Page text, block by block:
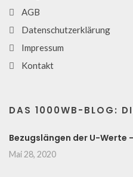
AGB
Datenschutzerklärung
Impressum
Kontakt
DAS 1000WB-BLOG:
Bezugslängen der U-Werte
Mai 28, 2020